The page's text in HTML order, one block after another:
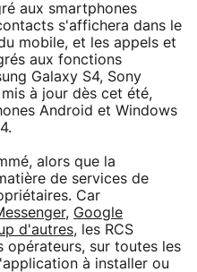
aux smartphones
s'affichera dans le
mobile, et les appels et
aux fonctions
Galaxy S4, Sony
à jour dès cet été,
Android et Windows
alors que la
de services de
Car
, Google
d'autres, les RCS
sur toutes les
à installer ou